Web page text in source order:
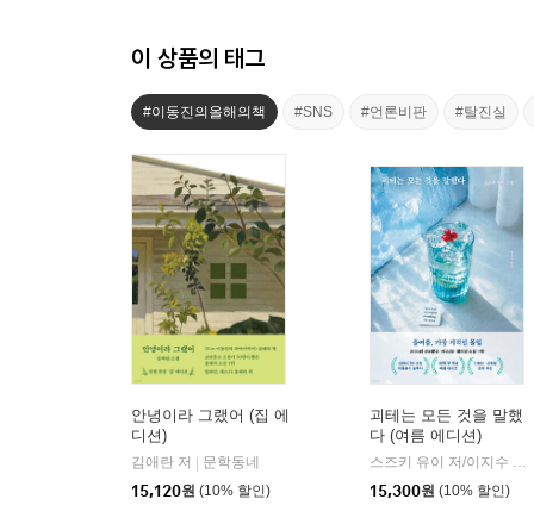
이 상품의 태그
#이동진의올해의책 #SNS #언론비판 #탈진실
안녕이라 그랬어 (집 에
디션)
김애란 저
문학동네
15,120원 (10% 할인)
괴테는 모든 것을 말했
다 (여름 에디션)
스즈키 유이 저/이지수 역
15,300원 (10% 할인)